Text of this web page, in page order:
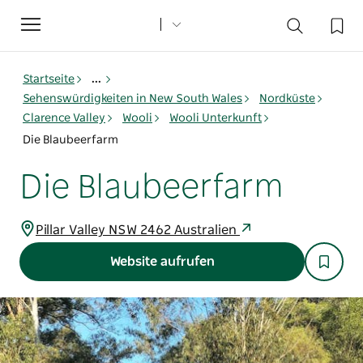
Toggle
navigation
Startseite
...
Sehenswürdigkeiten in New South Wales
Nordküste
Clarence Valley
Wooli
Wooli Unterkunft
Die Blaubeerfarm
Die Blaubeerfarm
Pillar Valley NSW 2462 Australien
Website aufrufen